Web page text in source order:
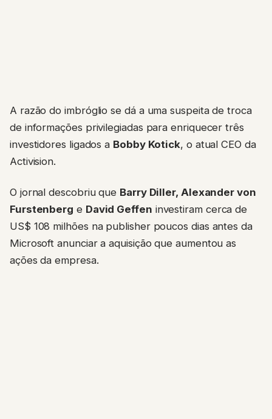
A razão do imbróglio se dá a uma suspeita de troca
de informações privilegiadas para enriquecer três
investidores ligados a Bobby Kotick, o atual CEO da
Activision.
O jornal descobriu que Barry Diller, Alexander von
Furstenberg e David Geffen investiram cerca de
US$ 108 milhões na publisher poucos dias antes da
Microsoft anunciar a aquisição que aumentou as
ações da empresa.